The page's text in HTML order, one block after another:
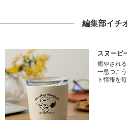
編集部イチ
スヌーピ
癒やされ
一息つこ
ト情報を